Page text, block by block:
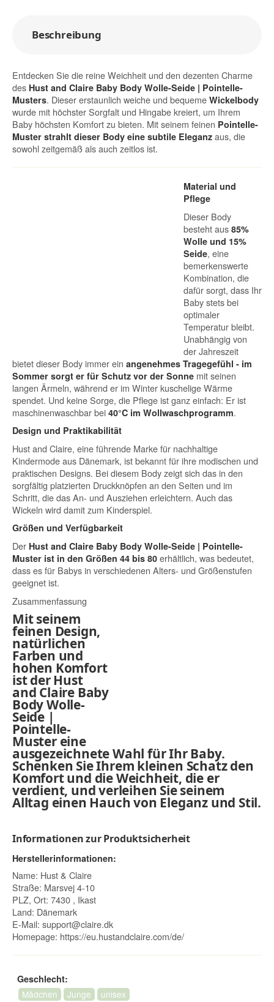
Beschreibung
Entdecken Sie die reine Weichheit und den dezenten Charme
des Hust and Claire Baby Body Wolle-Seide | Pointelle-
Musters. Dieser erstaunlich weiche und bequeme Wickelbody
wurde mit höchster Sorgfalt und Hingabe kreiert, um Ihrem
Baby höchsten Komfort zu bieten. Mit seinem feinen Pointelle-
Muster strahlt dieser Body eine subtile Eleganz aus, die
sowohl zeitgemäß als auch zeitlos ist.
Material und
Pflege
Dieser Body
besteht aus 85%
Wolle und 15%
Seide, eine
bemerkenswerte
Kombination, die
dafür sorgt, dass Ihr
Baby stets bei
optimaler
Temperatur bleibt.
Unabhängig von
der Jahreszeit
bietet dieser Body immer ein angenehmes Tragegefühl - im
Sommer sorgt er für Schutz vor der Sonne mit seinen
langen Ärmeln, während er im Winter kuschelige Wärme
spendet. Und keine Sorge, die Pflege ist ganz einfach: Er ist
maschinenwaschbar bei 40°C im Wollwaschprogramm.
Design und Praktikabilität
Hust and Claire, eine führende Marke für nachhaltige
Kindermode aus Dänemark, ist bekannt für ihre modischen und
praktischen Designs. Bei diesem Body zeigt sich das in den
sorgfältig platzierten Druckknöpfen an den Seiten und im
Schritt, die das An- und Ausziehen erleichtern. Auch das
Wickeln wird damit zum Kinderspiel.
Größen und Verfügbarkeit
Der Hust and Claire Baby Body Wolle-Seide | Pointelle-
Muster ist in den Größen 44 bis 80 erhältlich, was bedeutet,
dass es für Babys in verschiedenen Alters- und Größenstufen
geeignet ist.
Zusammenfassung
Mit seinem
feinen Design,
natürlichen
Farben und
hohen Komfort
ist der Hust
and Claire Baby
Body Wolle-
Seide |
Pointelle-
Muster eine
ausgezeichnete Wahl für Ihr Baby.
Schenken Sie Ihrem kleinen Schatz den
Komfort und die Weichheit, die er
verdient, und verleihen Sie seinem
Alltag einen Hauch von Eleganz und Stil.
Informationen zur Produktsicherheit
Herstellerinformationen:
Name: Hust & Claire
Straße: Marsvej 4-10
PLZ, Ort: 7430 , Ikast
Land: Dänemark
E-Mail: support@claire.dk
Homepage: https://eu.hustandclaire.com/de/
Geschlecht:
Mädchen
Junge unisex